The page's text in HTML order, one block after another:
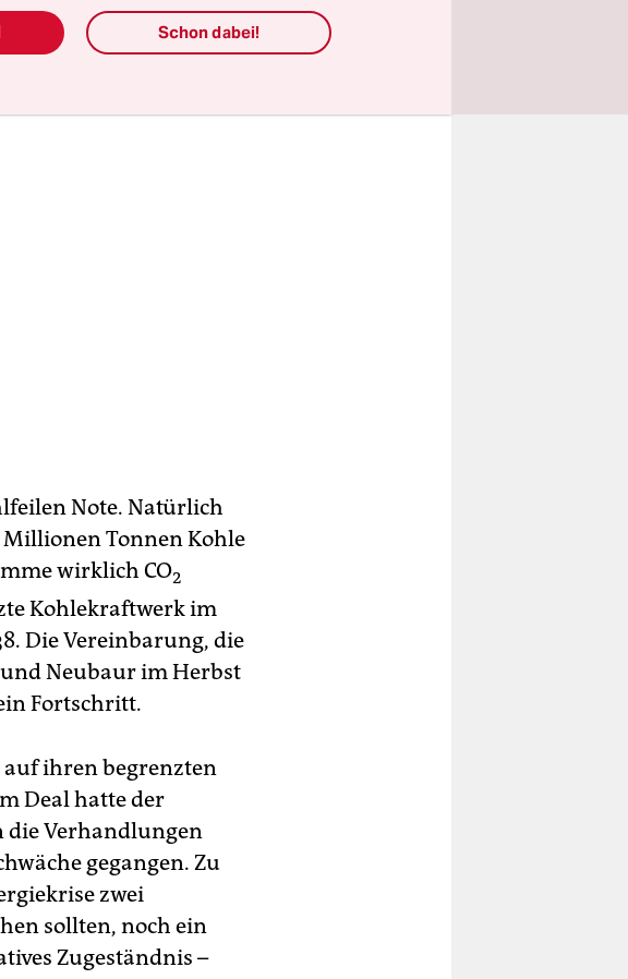
Kernklientel begehrt
Note. Natürlich
Tonnen Kohle
wirklich CO2
Kohlekraftwerk im
Die Vereinbarung, die
Neubaur im Herbst
Fortschritt.
ihren begrenzten
Deal hatte der
die Verhandlungen
gegangen. Zu
zwei
sollten, noch ein
Zugeständnis –
Schon dabei!